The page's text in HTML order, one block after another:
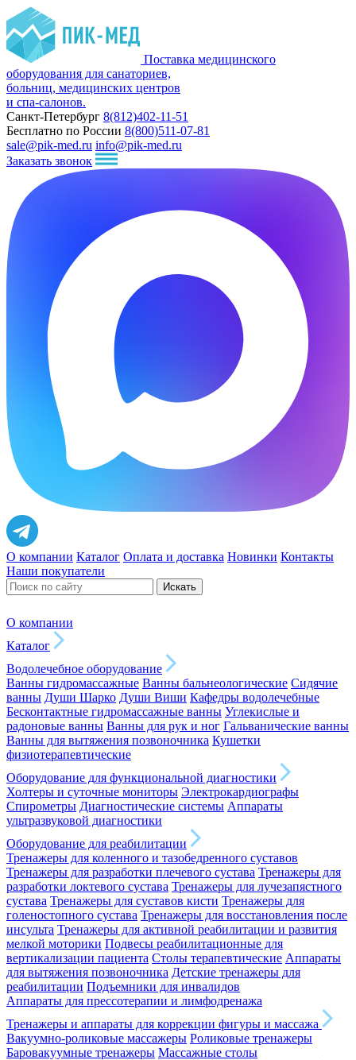
Поставка медицинского
оборудования для санаториев,
больниц, медицинских центров
и спа-салонов.
Санкт-Петербург 8(812)402-11-51
Бесплатно по России 8(800)511-07-81
sale@pik-med.ru info@pik-med.ru
Заказать звонок
О компании Каталог Оплата и доставка Новинки Контакты
Наши покупатели
Искать
О компании
Каталог
Водолечебное оборудование
Ванны гидромассажные Ванны бальнеологические Сидячие
ванны Души Шарко Души Виши Кафедры водолечебные
Бесконтактные гидромассажные ванны Углекислые и
радоновые ванны Ванны для рук и ног Гальванические ванны
Ванны для вытяжения позвоночника Кушетки
физиотерапевтические
Оборудование для функциональной диагностики
Холтеры и суточные мониторы Электрокардиографы
Спирометры Диагностические системы Аппараты
ультразвуковой диагностики
Оборудование для реабилитации
Тренажеры для коленного и тазобедренного суставов
Тренажеры для разработки плечевого сустава Тренажеры для
разработки локтевого сустава Тренажеры для лучезапястного
сустава Тренажеры для суставов кисти Тренажеры для
голеностопного сустава Тренажеры для восстановления после
инсульта Тренажеры для активной реабилитации и развития
мелкой моторики Подвесы реабилитационные для
вертикализации пациента Столы терапевтические Аппараты
для вытяжения позвоночника Детские тренажеры для
реабилитации Подъемники для инвалидов
Аппараты для прессотерапии и лимфодренажа
Тренажеры и аппараты для коррекции фигуры и массажа
Вакуумно-роликовые массажеры Роликовые тренажеры
Баровакуумные тренажеры Массажные столы